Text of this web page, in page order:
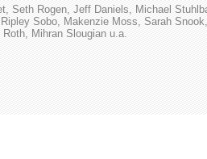
Seth Rogen, Jeff Daniels, Michael
Sobo, Makenzie Moss, Sarah
Mihran Slougian u.a.